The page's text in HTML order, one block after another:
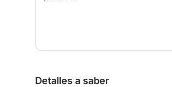
Detalles a saber